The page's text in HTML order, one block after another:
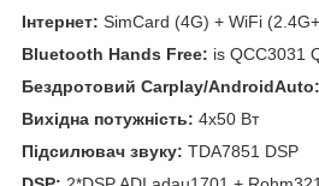
Інтернет: SimCard (4G) + WiFi
Bluetooth Hands Free: is QCC3031
Бездротовий Carplay/AndroidAuto:
Вихідна потужність: 4x50 Вт
Підсилювач звуку: TDA7851 DSP